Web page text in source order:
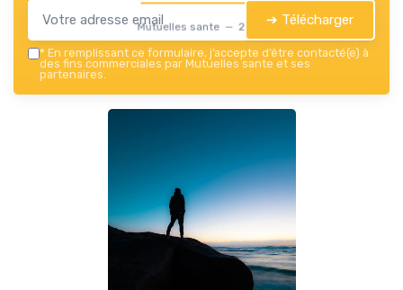
Mutuelles sante — 2026 ➔ Télécharger
* En remplissant ce formulaire, j’accepte d’être contacté(e) à
des fins commerciales par Mutuelles sante et ses
partenaires.